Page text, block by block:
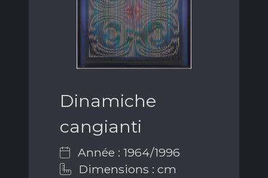
Dinamiche
cangianti
Année : 1964/1996
Dimensions : cm